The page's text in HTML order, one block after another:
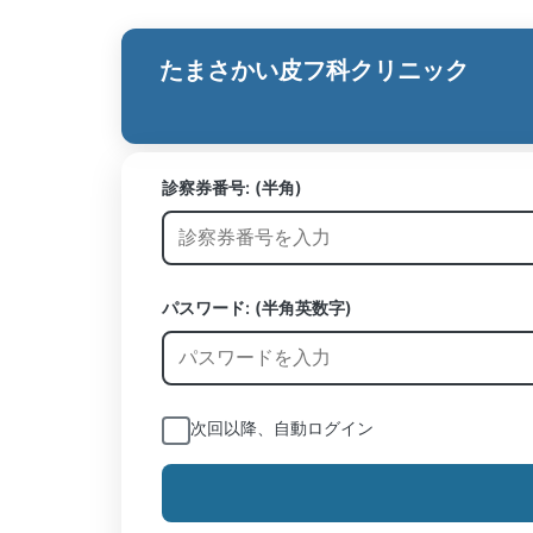
たまさかい皮フ科クリニック
診察券番号: (半角)
パスワード: (半角英数字)
次回以降、自動ログイン